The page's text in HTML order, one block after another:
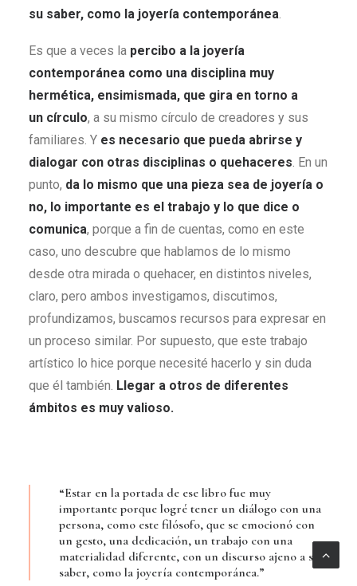
su saber, como la joyería contemporánea.
Es que a veces la percibo a la joyería
contemporánea como una disciplina muy
hermética, ensimismada, que gira en torno a
un círculo, a su mismo círculo de creadores y sus
familiares. Y es necesario que pueda abrirse y
dialogar con otras disciplinas o quehaceres. En un
punto, da lo mismo que una pieza sea de joyería o
no, lo importante es el trabajo y lo que dice o
comunica, porque a fin de cuentas, como en este
caso, uno descubre que hablamos de lo mismo
desde otra mirada o quehacer, en distintos niveles,
claro, pero ambos investigamos, discutimos,
profundizamos, buscamos recursos para expresar en
un proceso similar. Por supuesto, que este trabajo
artístico lo hice porque necesité hacerlo y sin duda
que él también. Llegar a otros de diferentes
ámbitos es muy valioso.
“Estar en la portada de ese libro fue muy
importante porque logré tener un diálogo con una
persona, como este filósofo, que se emocionó con
un gesto, una dedicación, un trabajo con una
materialidad diferente, con un discurso ajeno a su
saber, como la joyería contemporánea.”